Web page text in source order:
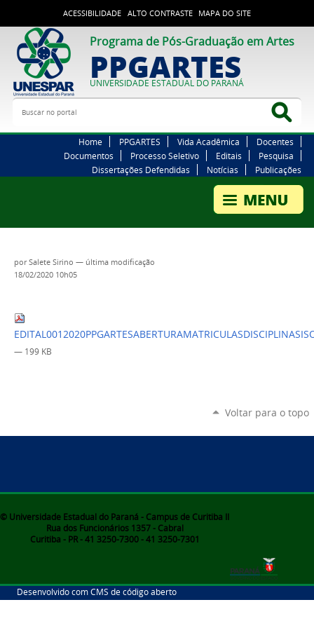
ACESSIBILIDADE ALTO CONTRASTE MAPA DO SITE
Programa de Pós-Graduação em Artes
PPGARTES
UNIVERSIDADE ESTADUAL DO PARANÁ
Buscar no portal
Home PPGARTES Vida Acadêmica
Docentes
Documentos
Processo Seletivo Editais
Pesquisa
Dissertações Defendidas
Notícias Publicações
porSalete Sirino — última modificação
18/02/2020 10h05
— 199 KB
Voltar para o topo
© Universidade Estadual do Paraná - Campus de Curitiba II
Rua dos Funcionários 1357 - Cabral
Curitiba - PR - 41 3250-7300 - 41 3250-7301
Desenvolvido com CMS de código aberto